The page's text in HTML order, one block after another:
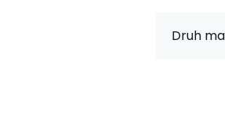
Druh